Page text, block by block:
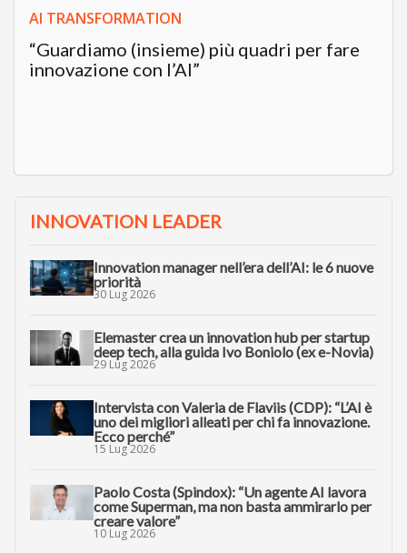
AI TRANSFORMATION
“Guardiamo (insieme) più quadri per fare
innovazione con l’AI”
INNOVATION LEADER
Innovation manager nell’era dell’AI: le 6 nuove
priorità
30 Lug 2026
Elemaster crea un innovation hub per startup
deep tech, alla guida Ivo Boniolo (ex e-Novia)
29 Lug 2026
Intervista con Valeria de Flaviis (CDP): “L’AI è
uno dei migliori alleati per chi fa innovazione.
Ecco perché”
15 Lug 2026
Paolo Costa (Spindox): “Un agente AI lavora
come Superman, ma non basta ammirarlo per
creare valore”
10 Lug 2026